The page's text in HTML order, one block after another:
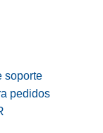
soporte
pedidos